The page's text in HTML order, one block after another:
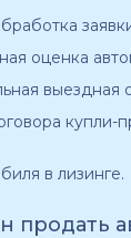
оценка
выездная
в лизинге.
продать